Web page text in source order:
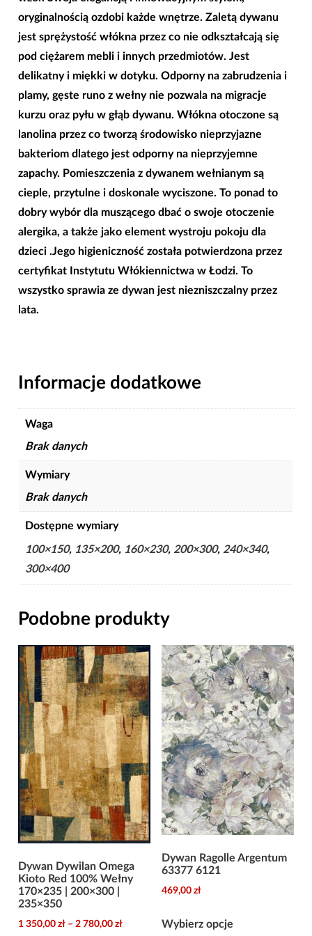
oryginalnością ozdobi każde wnętrze. Zaletą dywanu
jest sprężystość włókna przez co nie odkształcają się
pod ciężarem mebli i innych przedmiotów. Jest
delikatny i miękki w dotyku. Odporny na zabrudzenia i
plamy, gęste runo z wełny nie pozwala na migracje
kurzu oraz pyłu w głąb dywanu. Włókna otoczone są
lanolina przez co tworzą środowisko nieprzyjazne
bakteriom dlatego jest odporny na nieprzyjemne
zapachy. Pomieszczenia z dywanem wełnianym są
cieple, przytulne i doskonale wyciszone. To ponad to
dobry wybór dla muszącego dbać o swoje otoczenie
alergika, a także jako element wystroju pokoju dla
dzieci .Jego higieniczność została potwierdzona przez
certyfikat Instytutu Włókiennictwa w Łodzi. To
wszystko sprawia ze dywan jest niezniszczalny przez
lata.
Informacje dodatkowe
Waga
Brak danych
Wymiary
Brak danych
Dostępne wymiary
100×150, 135×200, 160×230, 200×300, 240×340,
300×400
Podobne produkty
Dywan Dywilan Omega
Kioto Red 100% Wełny
170×235 | 200×300 |
235×350
1 350,00 zł – 2 780,00 złZakres
Dywan Ragolle Argentum
63377 6121
469,00 zł
Wybierz opcje